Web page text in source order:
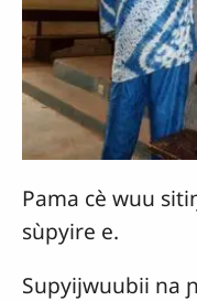
Pama cè wuu
sùpyire e.
Supyijwuubii na